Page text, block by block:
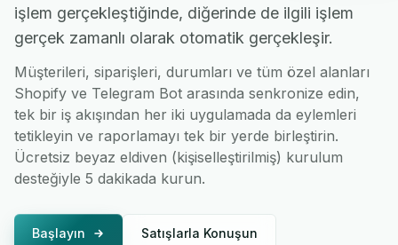
işlem gerçekleştiğinde, diğerinde de ilgili işlem
gerçek zamanlı olarak otomatik gerçekleşir.
Müşterileri, siparişleri, durumları ve tüm özel alanları
Shopify ve Telegram Bot arasında senkronize edin,
tek bir iş akışından her iki uygulamada da eylemleri
tetikleyin ve raporlamayı tek bir yerde birleştirin.
Ücretsiz beyaz eldiven (kişiselleştirilmiş) kurulum
desteğiyle 5 dakikada kurun.
Başlayın Satışlarla Konuşun